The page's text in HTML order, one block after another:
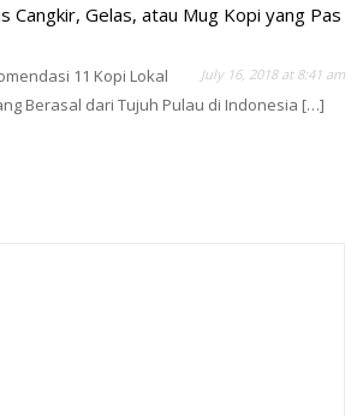
Cangkir, Gelas, atau Mug Kopi yang Pas
July 16, 2018 at 8:41 am
11 Kopi Lokal
Berasal dari Tujuh Pulau di Indonesia […]